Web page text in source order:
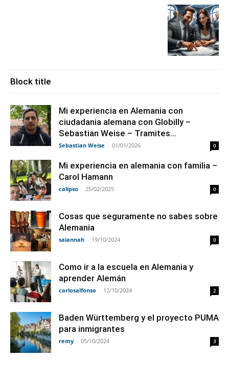
Block title
Mi experiencia en Alemania con
ciudadania alemana con Globilly –
Sebastian Weise – Tramites...
Sebastian Weise - 01/01/2026 0
Mi experiencia en alemania con familia –
Carol Hamann
calipso - 25/02/2025 0
Cosas que seguramente no sabes sobre
Alemania
saiannah - 19/10/2024 0
Como ir a la escuela en Alemania y
aprender Alemán
carlosalfonso - 12/10/2024 2
Baden Württemberg y el proyecto PUMA
para inmigrantes
remy - 05/10/2024 3